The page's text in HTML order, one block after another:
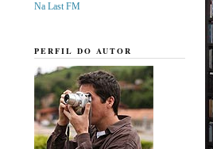
Na Last FM
PERFIL DO AUTOR